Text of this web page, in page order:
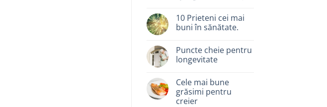
10 Prieteni cei mai
buni în sănătate.
Puncte cheie pentru
longevitate
Cele mai bune
grăsimi pentru
creier